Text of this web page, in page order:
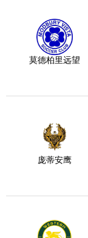
莫德柏里远望
庞蒂安鹰